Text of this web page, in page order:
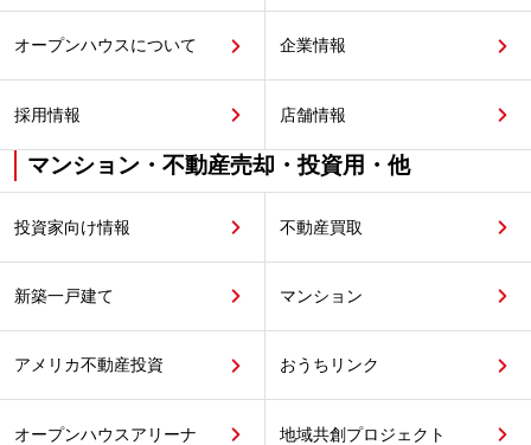
オープンハウスについて 企業情報
採用情報 店舗情報
マンション・不動産売却・投資用・他
投資家向け情報 不動産買取
新築一戸建て マンション
アメリカ不動産投資 おうちリンク
オープンハウスアリーナ 地域共創プロジェクト